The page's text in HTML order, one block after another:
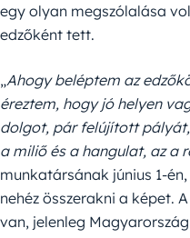
egy olyan megszólalása
edzőként tett.
„Ahogy beléptem az
éreztem, hogy jó helyen
dolgot, pár felújított
a miliő és a hangulat, az a
munkatársának június 1-
nehéz összerakni a képet.
van, jelenleg